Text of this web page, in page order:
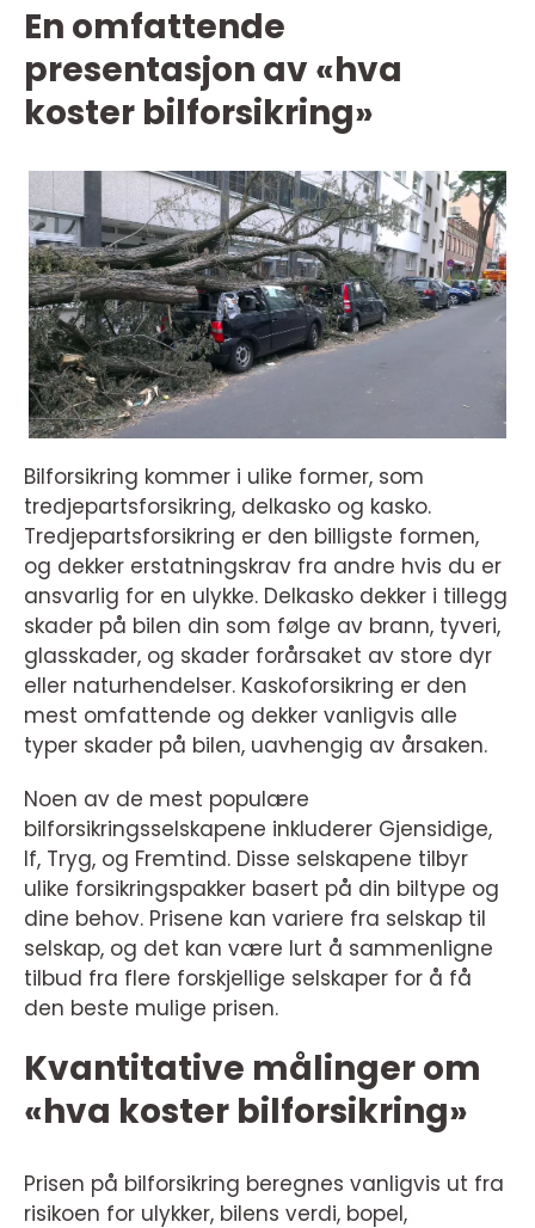
En omfattende
presentasjon av «hva
koster bilforsikring»
Bilforsikring kommer i ulike former, som
tredjepartsforsikring, delkasko og kasko.
Tredjepartsforsikring er den billigste formen,
og dekker erstatningskrav fra andre hvis du er
ansvarlig for en ulykke. Delkasko dekker i tillegg
skader på bilen din som følge av brann, tyveri,
glasskader, og skader forårsaket av store dyr
eller naturhendelser. Kaskoforsikring er den
mest omfattende og dekker vanligvis alle
typer skader på bilen, uavhengig av årsaken.
Noen av de mest populære
bilforsikringsselskapene inkluderer Gjensidige,
If, Tryg, og Fremtind. Disse selskapene tilbyr
ulike forsikringspakker basert på din biltype og
dine behov. Prisene kan variere fra selskap til
selskap, og det kan være lurt å sammenligne
tilbud fra flere forskjellige selskaper for å få
den beste mulige prisen.
Kvantitative målinger om
«hva koster bilforsikring»
Prisen på bilforsikring beregnes vanligvis ut fra
risikoen for ulykker, bilens verdi, bopel,